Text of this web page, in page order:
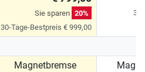
Sie sparen 20%
30-Tage-Bestpreis € 999,00
Magnetbremse